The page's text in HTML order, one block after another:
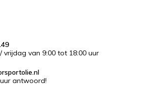
vrijdag van 9:00 tot 18:00 uur
antwoord!